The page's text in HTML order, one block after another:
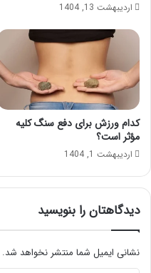
اردیبهشت 13, 1404
کدام ورزش برای دفع سنگ کلیه
مؤثر است؟
اردیبهشت 1, 1404
دیدگاهتان را بنویسید
نشانی ایمیل شما منتشر نخواهد شد.